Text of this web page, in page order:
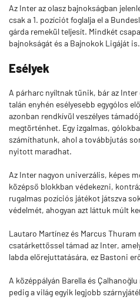
Az Inter az olasz bajnokságban
csak a 1. pozíciót foglalja el a
gárda remekül teljesít. Mindkét
bajnokságát és a Bajnokok Ligáját is.
Esélyek
A párharc nyíltnak tűnik, bár az
talán enyhén esélyesebb egygólos
azonban rendkívül veszélyes
megtörténhet. Egy izgalmas,
számíthatunk, ahol a továbbjutás
nyitott maradhat.
Az Inter nagyon univerzális, képes
középső blokkban védekezni,
rugalmas pozíciós játékot játszva
védelmét, ahogyan azt láttuk múlt
Lautaro Martínez és Marcus Thuram
csatárkettőssel támad az Inter,
labda előrejuttatására, ez Bastoni
A középpályán Barella és
pedig a világ egyik legjobb